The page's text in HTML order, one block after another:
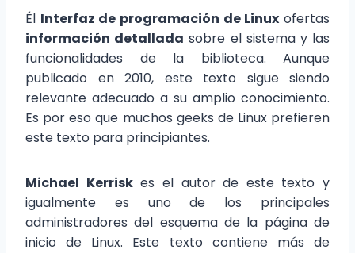
Él Interfaz de programación de Linux ofertas
información detallada sobre el sistema y las
funcionalidades de la biblioteca. Aunque
publicado en 2010, este texto sigue siendo
relevante adecuado a su amplio conocimiento.
Es por eso que muchos geeks de Linux prefieren
este texto para principiantes.
Michael Kerriskes el autor de este texto y
igualmente es uno de los principales
administradores del esquema de la página de
inicio de Linux. Este texto contiene más de